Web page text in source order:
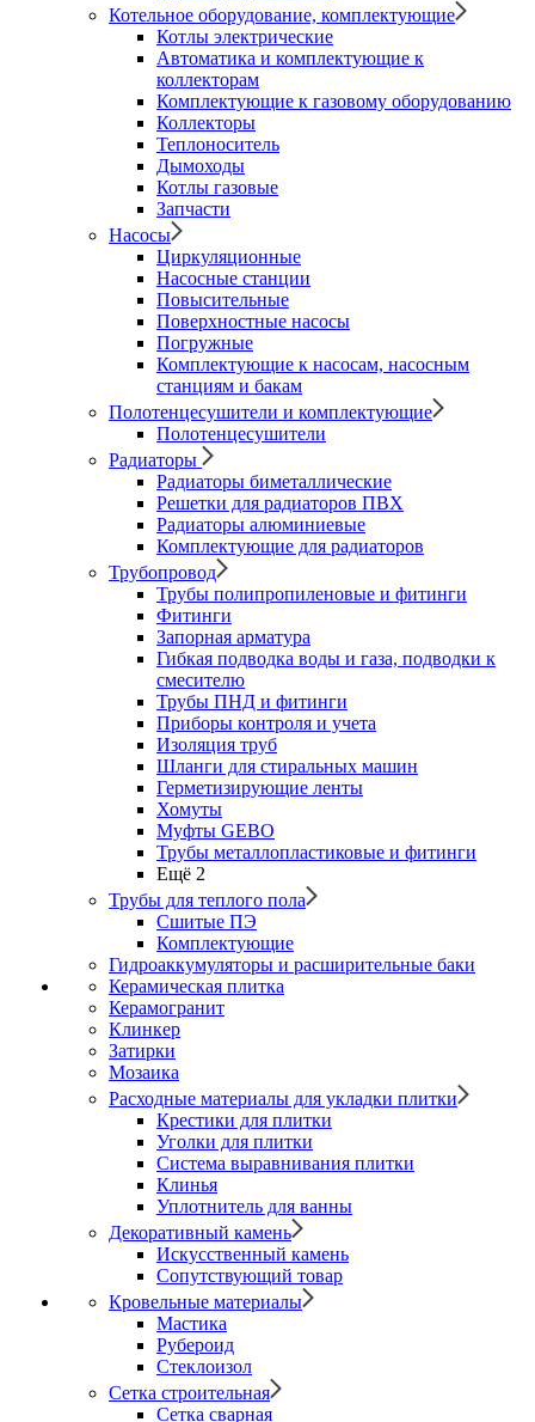
Котельное оборудование, комплектующие
Котлы электрические
Автоматика и комплектующие к
коллекторам
Комплектующие к газовому оборудованию
Коллекторы
Теплоноситель
Дымоходы
Котлы газовые
Запчасти
Насосы
Циркуляционные
Насосные станции
Повысительные
Поверхностные насосы
Погружные
Комплектующие к насосам, насосным
станциям и бакам
Полотенцесушители и комплектующие
Полотенцесушители
Радиаторы
Радиаторы биметаллические
Решетки для радиаторов ПВХ
Радиаторы алюминиевые
Комплектующие для радиаторов
Трубопровод
Трубы полипропиленовые и фитинги
Фитинги
Запорная арматура
Гибкая подводка воды и газа, подводки к
смесителю
Трубы ПНД и фитинги
Приборы контроля и учета
Изоляция труб
Шланги для стиральных машин
Герметизирующие ленты
Хомуты
Муфты GEBO
Трубы металлопластиковые и фитинги
Ещё 2
Трубы для теплого пола
Сшитые ПЭ
Комплектующие
Гидроаккумуляторы и расширительные баки
Керамическая плитка
Керамогранит
Клинкер
Затирки
Мозаика
Расходные материалы для укладки плитки
Крестики для плитки
Уголки для плитки
Система выравнивания плитки
Клинья
Уплотнитель для ванны
Декоративный камень
Искусственный камень
Сопутствующий товар
Кровельные материалы
Мастика
Рубероид
Стеклоизол
Сетка строительная
Сетка сварная